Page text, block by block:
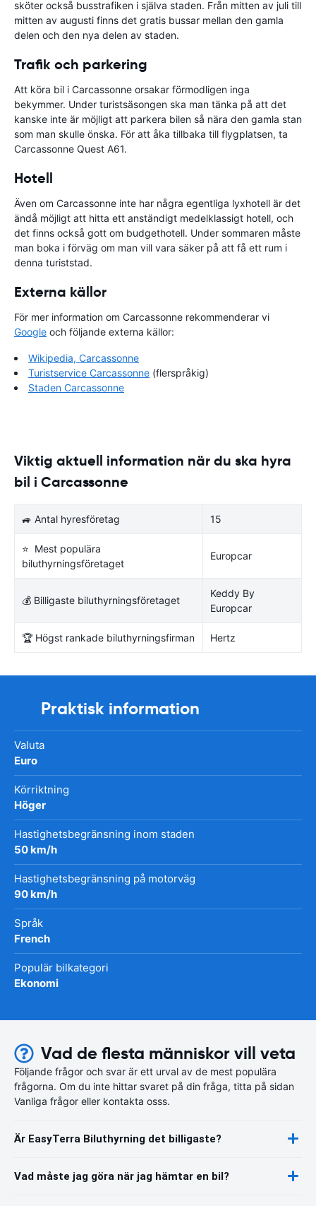
sköter också busstrafiken i själva staden. Från mitten av juli till
mitten av augusti finns det gratis bussar mellan den gamla
delen och den nya delen av staden.
Trafik och parkering
Att köra bil i Carcassonne orsakar förmodligen inga
bekymmer. Under turistsäsongen ska man tänka på att det
kanske inte är möjligt att parkera bilen så nära den gamla stan
som man skulle önska. För att åka tillbaka till flygplatsen, ta
Carcassonne Quest A61.
Hotell
Även om Carcassonne inte har några egentliga lyxhotell är det
ändå möjligt att hitta ett anständigt medelklassigt hotell, och
det finns också gott om budgethotell. Under sommaren måste
man boka i förväg om man vill vara säker på att få ett rum i
denna turiststad.
Externa källor
För mer information om Carcassonne rekommenderar vi
Google och följande externa källor:
Wikipedia, Carcassonne
Turistservice Carcassonne (flerspråkig)
Staden Carcassonne
Viktig aktuell information när du ska hyra
bil i Carcassonne
🚙 Antal hyresföretag 15
⭐ Mest populära
biluthyrningsföretaget
Europcar
💰 Billigaste biluthyrningsföretaget
Keddy By
Europcar
🏆 Högst rankade biluthyrningsfirman Hertz
Praktisk information
Valuta
Euro
Körriktning
Höger
Hastighetsbegränsning inom staden
50 km/h
Hastighetsbegränsning på motorväg
90 km/h
Språk
French
Populär bilkategori
Ekonomi
Vad de flesta människor vill veta
Följande frågor och svar är ett urval av de mest populära
frågorna. Om du inte hittar svaret på din fråga, titta på sidan
Vanliga frågor eller kontakta osss.
Är EasyTerra Biluthyrning det billigaste?
Vad måste jag göra när jag hämtar en bil?